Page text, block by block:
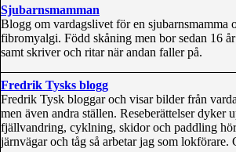
Sjubarnsmamman
Blogg om vardagslivet för en sjubarnsmamma
fibromyalgi. Född skåning men bor sedan 16
samt skriver och ritar när andan faller på.
Fredrik Tysks blogg
Fredrik Tysk bloggar och visar bilder från
men även andra ställen. Reseberättelser
fjällvandring, cyklning, skidor och paddling
järnvägar och tåg så arbetar jag som